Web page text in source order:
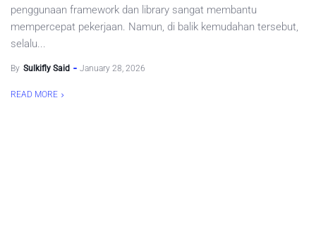
penggunaan framework dan library sangat membantu
mempercepat pekerjaan. Namun, di balik kemudahan tersebut,
selalu...
By Sulkifly Said January 28, 2026
READ MORE